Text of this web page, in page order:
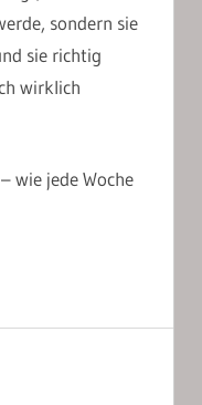
sondern sie
sie richtig
wirklich
wie jede Woche